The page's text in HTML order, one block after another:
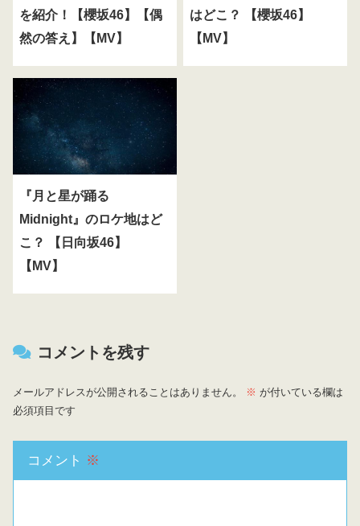
を紹介！【櫻坂46】【偶
然の答え】【MV】
はどこ？ 【櫻坂46】
【MV】
『月と星が踊る
Midnight』のロケ地はど
こ？ 【日向坂46】
【MV】
コメントを残す
メールアドレスが公開されることはありません。 ※ が付いている欄は
必須項目です
コメント ※